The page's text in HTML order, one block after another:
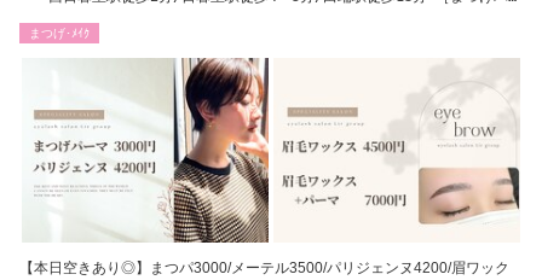
まつげ･ﾒｲｸ
【本日空きあり◎】まつパ3000/メーテル3500/パリジェンヌ4200/眉ワック